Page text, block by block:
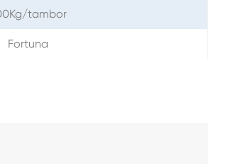
tambor
Fortuna